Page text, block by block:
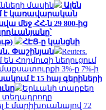
մասին
Ալեն
է կառավարական
մեջ ՀՀ-ն 29 800-ից
ՀԷՑ-ը կանցնի
Փաշինյան
Reuters.
Հորմուզի նեղուցում
3%-ը 7%-ի
է 15 հայ գերիների
Երևանի տարբեր
տեղադրողը
է մարիխուանայով 72